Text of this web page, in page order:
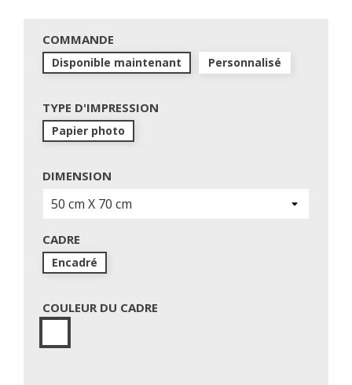
COMMANDE
Disponible maintenant Personnalisé
TYPE D'IMPRESSION
Papier photo
DIMENSION
CADRE
Encadré
COULEUR DU CADRE